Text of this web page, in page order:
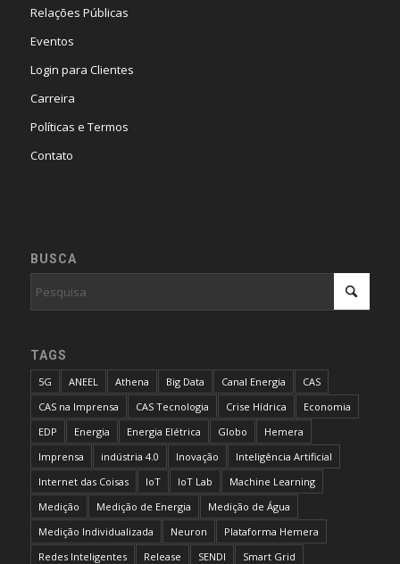
Relações Públicas
Eventos
Login para Clientes
Carreira
Políticas e Termos
Contato
BUSCA
TAGS
5G ANEEL Athena Big Data Canal Energia
CAS
CAS na Imprensa
CAS Tecnologia Crise Hídrica
Economia
EDP
Energia Energia Elétrica Globo
Hemera
Imprensa
indústria 4.0 Inovação
Inteligência Artificial
Internet das Coisas
IoT IoT Lab
Machine Learning
Medição
Medição de Energia
Medição de Água
Medição Individualizada
Neuron
Plataforma Hemera
Redes Inteligentes
Release SENDI
Smart Grid